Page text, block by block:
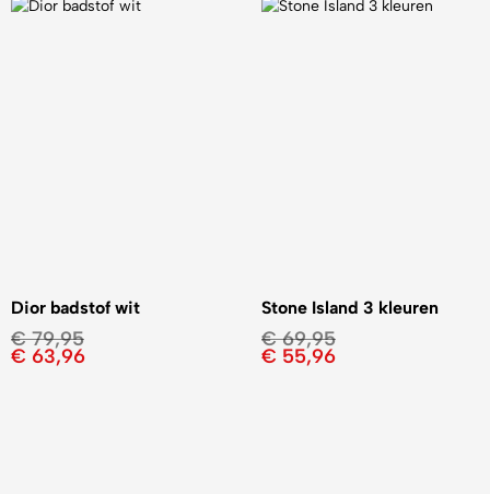
Dior badstof wit
€79,95
€ 63,96
Stone Island 3 kleuren
€69,95
€ 55,96